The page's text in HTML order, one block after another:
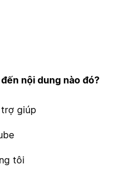
nội dung nào đó?
giúp
tôi